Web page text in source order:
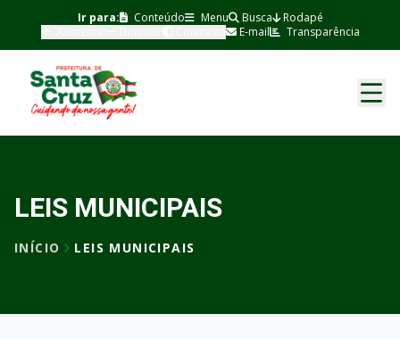
Ir para: Conteúdo Menu Busca Rodapé
E-mail Transparência
LEIS MUNICIPAIS
INÍCIO LEIS MUNICIPAIS